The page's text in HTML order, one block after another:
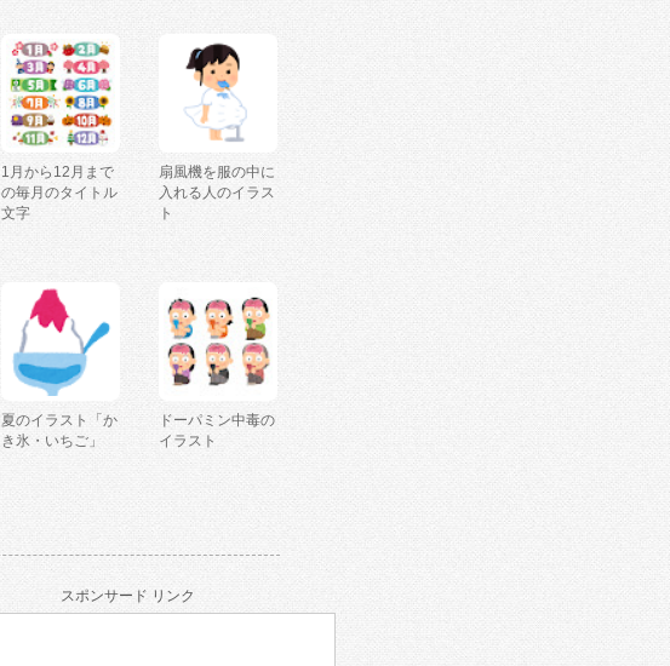
1月から12月まで
の毎月のタイトル
文字
扇風機を服の中に
入れる人のイラス
ト
夏のイラスト「か
き氷・いちご」
ドーパミン中毒の
イラスト
スポンサード リンク